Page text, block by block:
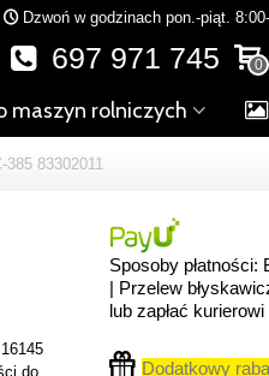
Dzwoń w godzinach pon.-piąt.
0
697 971 745
maszyn rolniczych
83302011
do
Sposoby płatności:
| Przelew
lub zapłać
Dodatkowy